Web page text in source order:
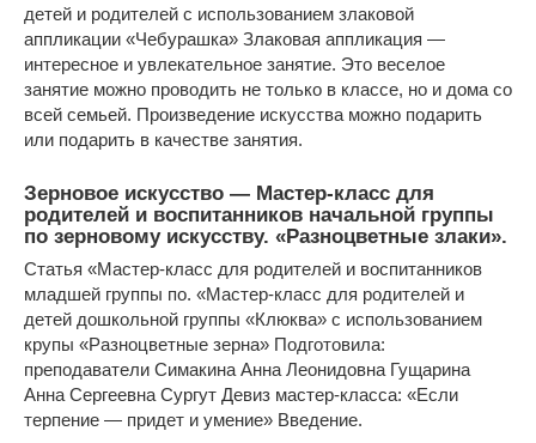
детей и родителей с использованием злаковой
аппликации «Чебурашка» Злаковая аппликация —
интересное и увлекательное занятие. Это веселое
занятие можно проводить не только в классе, но и дома со
всей семьей. Произведение искусства можно подарить
или подарить в качестве занятия.
Зерновое искусство — Мастер-класс для
родителей и воспитанников начальной группы
по зерновому искусству. «Разноцветные злаки».
Статья «Мастер-класс для родителей и воспитанников
младшей группы по. «Мастер-класс для родителей и
детей дошкольной группы «Клюква» с использованием
крупы «Разноцветные зерна» Подготовила:
преподаватели Симакина Анна Леонидовна Гущарина
Анна Сергеевна Сургут Девиз мастер-класса: «Если
терпение — придет и умение» Введение.